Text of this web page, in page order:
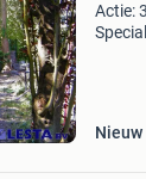
Actie:
Nieuw